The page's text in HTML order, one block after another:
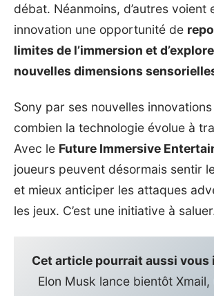
débat. Néanmoins, d’autres voient
innovation une opportunité de
limites de l’immersion et
nouvelles dimensions
Sony par ses nouvelles
combien la technologie évolue à
Avec le Future Immersive
joueurs peuvent désormais sentir
et mieux anticiper les attaques
les jeux. C’est une initiative à
Cet article pourrait aussi vous
Elon Musk lance bientôt